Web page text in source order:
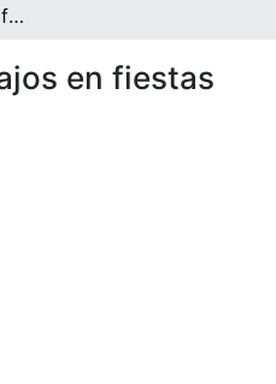
Reunión de paisajos en fiestas decembrinas
en fiestas